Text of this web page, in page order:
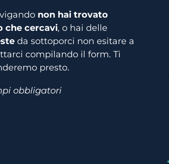
non hai trovato
che cercavi, o hai delle
da sottoporci non esitare a
compilando il form. Ti
presto.
obbligatori